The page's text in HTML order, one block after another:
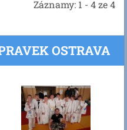
Záznamy: 1 - 4 ze 4
OSTRAVA